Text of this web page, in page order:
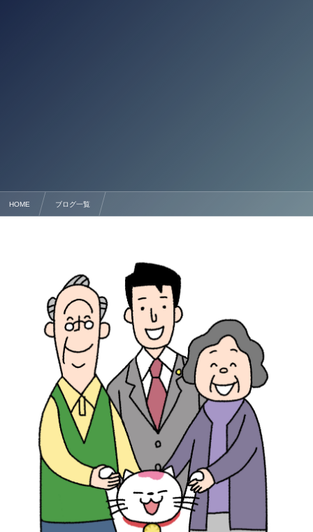
HOME ブログ一覧